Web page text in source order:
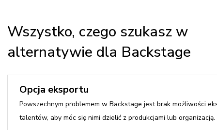
Wszystko, czego szukasz w
alternatywie dla Backstage
Opcja eksportu
Powszechnym problemem w Backstage jest brak możliwości
talentów, aby móc się nimi dzielić z produkcjami lub organizacją.